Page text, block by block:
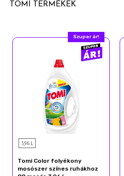
TOMI TERMÉKEK
Szuper ár!
3,96 L
Tomi Color folyékony
mosószer színes ruhákhoz